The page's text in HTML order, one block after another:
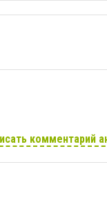
комментарий